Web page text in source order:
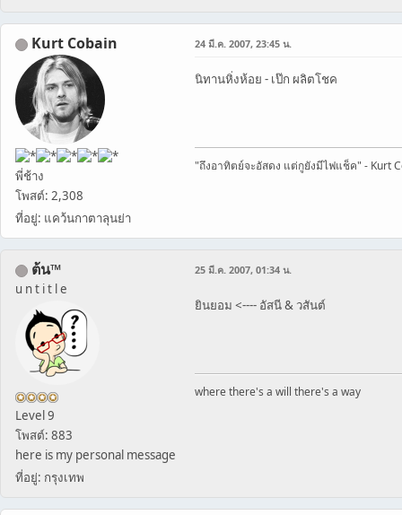
Kurt Cobain
พี่ช้าง
โพสต์: 2,308
ที่อยู่: แคว้นกาตาลุนย่า
24 มี.ค. 2007, 23:45 น.
นิทานหิ่งห้อย - เป๊ก ผลิตโชค
"ถึงอาทิตย์จะอัสดง แต่กูยังมีไฟแช็ค" - Kurt
ต้น™
u n t i t l e
Level 9
โพสต์: 883
here is my personal message
ที่อยู่: กรุงเทพ
25 มี.ค. 2007, 01:34 น.
ยินยอม <---- อัสนี & วสันต์
where there's a will there's a way